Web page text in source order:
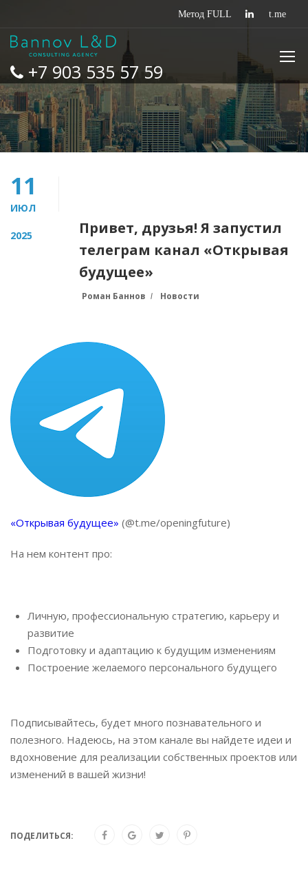
+7 903 535 57 59
11
ИЮЛ
2025
Привет, друзья! Я запустил
телеграм канал «Открывая
будущее»
Роман Баннов Новости
«Открывая будущее» (@t.me/openingfuture)
На нем контент про:
Личную, профессиональную стратегию, карьеру и
развитие
Подготовку и адаптацию к будущим изменениям
Построение желаемого персонального будущего
Подписывайтесь, будет много познавательного и
полезного. Надеюсь, на этом канале вы найдете идеи и
вдохновение для реализации собственных проектов или
изменений в вашей жизни!
ПОДЕЛИТЬСЯ: